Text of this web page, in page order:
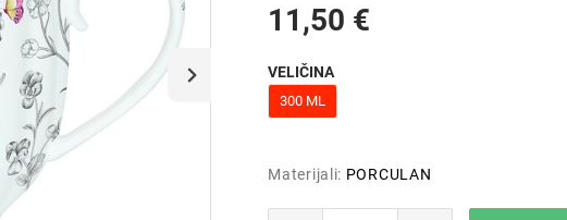
11,50 €
VELIČINA
300 ML
Materijali: PORCULAN